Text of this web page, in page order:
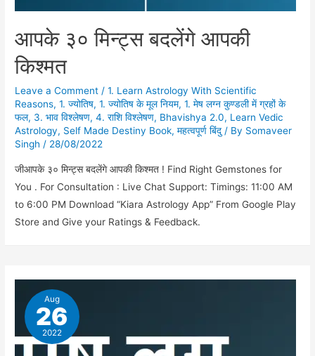
आपके ३० मिन्ट्स बदलेंगे आपकी
किश्मत
Leave a Comment /1. Learn Astrology With Scientific
Reasons,1. ज्योतिष,1. ज्योतिष के मूल नियम,1. मेष लग्न कुण्डली में ग्रहों के
फल, 3. भाव विश्लेषण,4. राशि विश्लेषण, Bhavishya 2.0, Learn Vedic
Astrology, Self Made Destiny Book,महत्वपूर्ण बिंदु / By Somaveer
Singh / 28/08/2022
जीआपके ३० मिन्ट्स बदलेंगे आपकी किश्मत ! Find Right Gemstones for
You . For Consultation : Live Chat Support: Timings: 11:00 AM
to 6:00 PM Download “Kiara Astrology App” From Google Play
Store and Give your Ratings & Feedback.
Aug
26
2022